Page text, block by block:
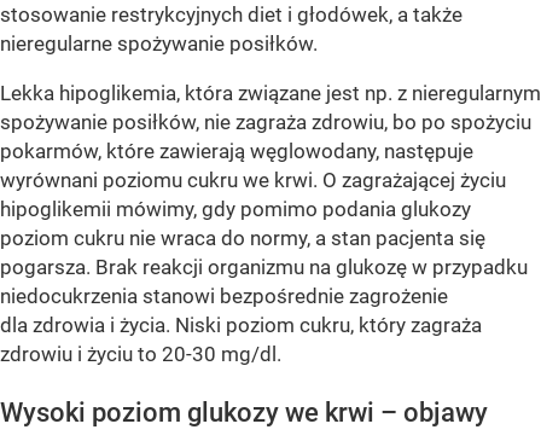
stosowanie restrykcyjnych diet i głodówek, a także
nieregularne spożywanie posiłków.
Lekka hipoglikemia, która związane jest np. z nieregularnym
spożywanie posiłków, nie zagraża zdrowiu, bo po spożyciu
pokarmów, które zawierają węglowodany, następuje
wyrównani poziomu cukru we krwi. O zagrażającej życiu
hipoglikemii mówimy, gdy pomimo podania glukozy
poziom cukru nie wraca do normy, a stan pacjenta się
pogarsza. Brak reakcji organizmu na glukozę w przypadku
niedocukrzenia stanowi bezpośrednie zagrożenie
dla zdrowia i życia. Niski poziom cukru, który zagraża
zdrowiu i życiu to 20-30 mg/dl.
Wysoki poziom glukozy we krwi – objawy